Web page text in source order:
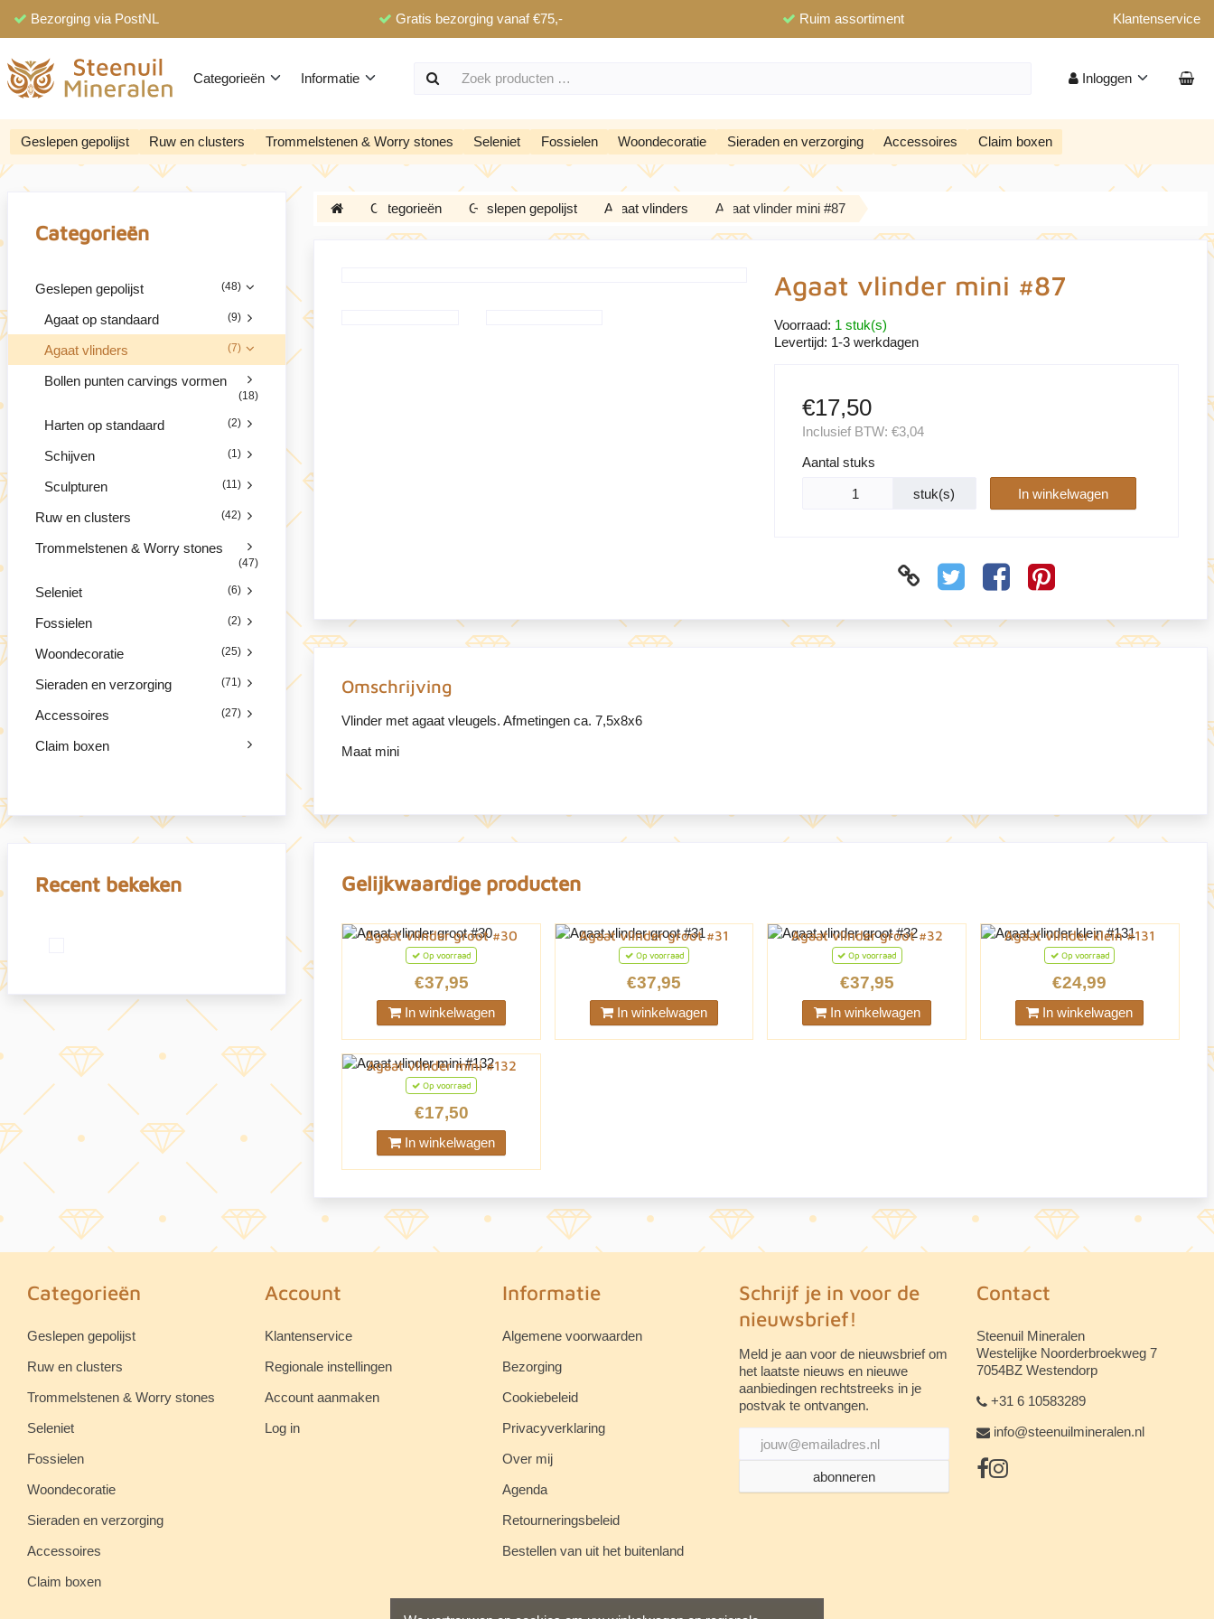
Bezorging via PostNL Gratis bezorging vanaf €75,- Ruim assortiment Klantenservice
Categorieën Informatie Inloggen
Geslepen gepolijst Ruw en clusters Trommelstenen & Worry stones Seleniet Fossielen Woondecoratie Sieraden en verzorging Accessoires Claim boxen
Categorieën
Geslepen gepolijst (48)
Agaat op standaard (9)
Agaat vlinders (7)
Bollen punten carvings vormen
(18)
Harten op standaard (2)
Schijven (1)
Sculpturen (11)
Ruw en clusters (42)
Trommelstenen & Worry stones
(47)
Seleniet (6)
Fossielen (2)
Woondecoratie (25)
Sieraden en verzorging (71)
Accessoires (27)
Claim boxen
Recent bekeken
Categorieën Geslepen gepolijst Agaat vlinders Agaat vlinder mini #87
Agaat vlinder mini #87
Voorraad: 1 stuk(s)
Levertijd: 1-3 werkdagen
€17,50
Inclusief BTW: €3,04
Aantal stuks
stuk(s) In winkelwagen
Omschrijving
Vlinder met agaat vleugels. Afmetingen ca. 7,5x8x6
Maat mini
Gelijkwaardige producten
Agaat vlinder groot #30
Op voorraad
€37,95
In winkelwagen
Agaat vlinder groot #31
Op voorraad
€37,95
In winkelwagen
Agaat vlinder groot #32
Op voorraad
€37,95
In winkelwagen
Agaat vlinder klein #131
Op voorraad
€24,99
In winkelwagen
Agaat vlinder mini #132
Op voorraad
€17,50
In winkelwagen
Categorieën
Geslepen gepolijst
Ruw en clusters
Trommelstenen & Worry stones
Seleniet
Fossielen
Woondecoratie
Sieraden en verzorging
Accessoires
Claim boxen
Account
Klantenservice
Regionale instellingen
Account aanmaken
Log in
Informatie
Algemene voorwaarden
Bezorging
Cookiebeleid
Privacyverklaring
Over mij
Agenda
Retourneringsbeleid
Bestellen van uit het buitenland
Schrijf je in voor de
nieuwsbrief!
Meld je aan voor de nieuwsbrief om
het laatste nieuws en nieuwe
aanbiedingen rechtstreeks in je
postvak te ontvangen.
abonneren
Contact
Steenuil Mineralen
Westelijke Noorderbroekweg 7
7054BZ Westendorp
+31 6 10583289
info@steenuilmineralen.nl